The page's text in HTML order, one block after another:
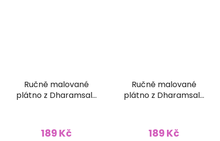
Ručně malované
plátno z Dharamsaly
189 Kč
Ručně malované
plátno z Dharamsaly
189 Kč